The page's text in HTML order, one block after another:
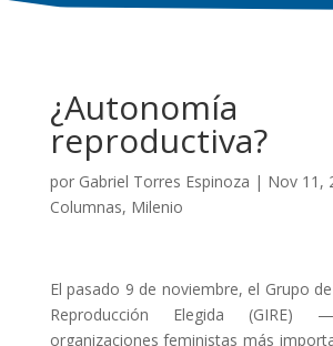
¿Autonomía
reproductiva?
por Gabriel Torres Espinoza | Nov 11,
Columnas, Milenio
El pasado 9 de noviembre, el Grupo
Reproducción Elegida
organizaciones feministas más